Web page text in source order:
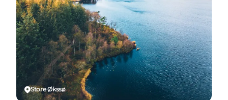
Store Økssø